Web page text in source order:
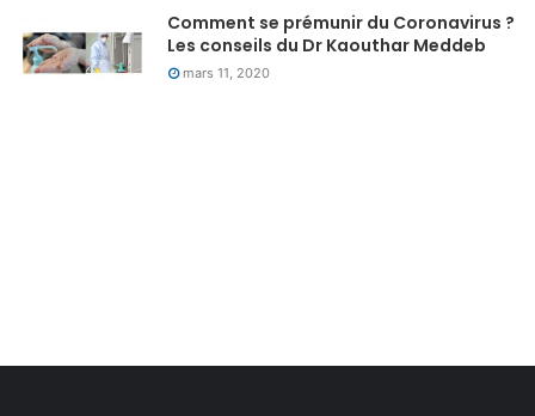
Comment se prémunir du Coronavirus ?
Les conseils du Dr Kaouthar Meddeb
mars 11, 2020